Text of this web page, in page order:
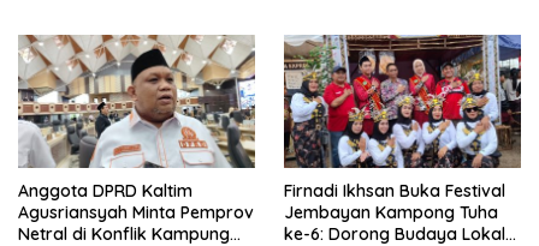
Anggota DPRD Kaltim
Agusriansyah Minta Pemprov
Netral di Konflik Kampung
Firnadi Ikhsan Buka Festival
Jembayan Kampong Tuha
ke-6: Dorong Budaya Lokal